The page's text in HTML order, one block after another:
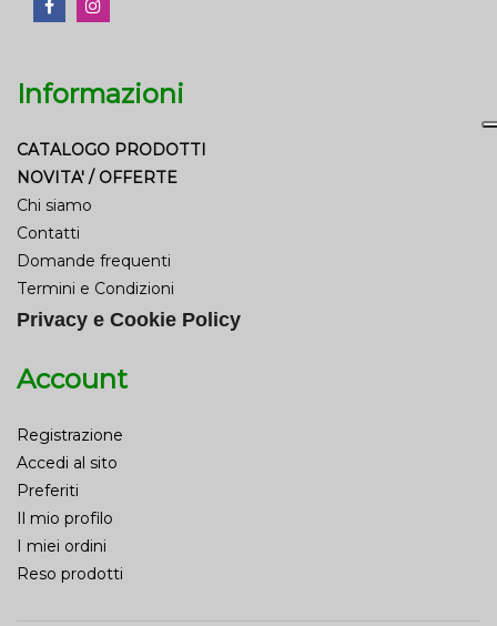
Informazioni
CATALOGO PRODOTTI
NOVITA' / OFFERTE
Chi siamo
Contatti
Domande frequenti
Termini e Condizioni
Privacy e Cookie Policy
Account
Registrazione
Accedi al sito
Preferiti
Il mio profilo
I miei ordini
Reso prodotti